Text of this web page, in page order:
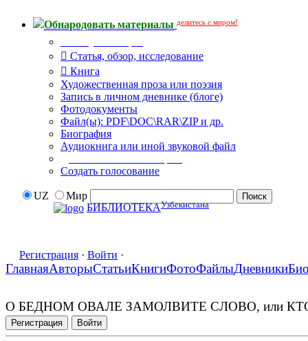
Обнародовать материалы делитесь с миром!
Статья, обзор, исследование
Книга
Художественная проза или поэзия
Запись в личном дневнике (блоге)
Фотодокументы
Файл(ы): PDF\DOC\RAR\ZIP и др.
Биография
Аудиокнига или иной звуковой файл
Создать голосование
UZ
Мир
БИБЛИОТЕКАУзбекистана
Регистрация · Войти ·
ГлавнаяАвторыСтатьиКнигиФотоФайлыДневники
О БЕДНОМ ОВАЛЕ ЗАМОЛВИТЕ СЛОВО, или
Регистрация Войти